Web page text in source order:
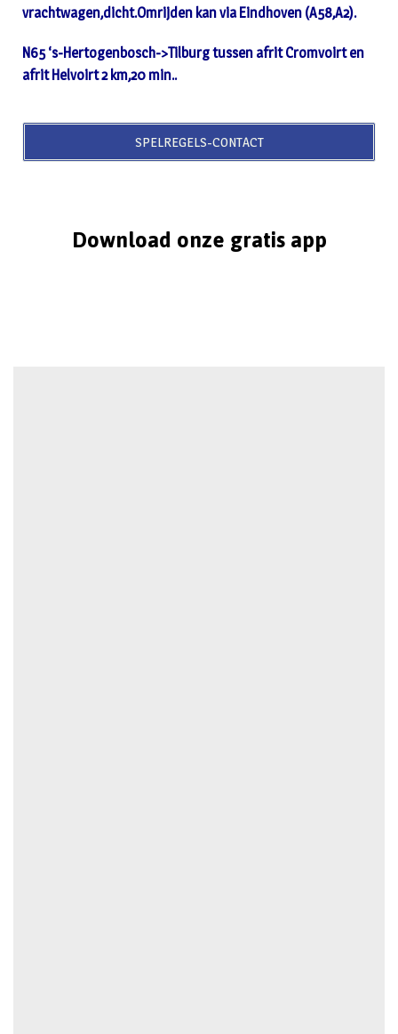
vrachtwagen,dicht.Omrijden kan via Eindhoven (A58,A2).
N65 ‘s-Hertogenbosch->Tilburg tussen afrit Cromvoirt en
afrit Helvoirt 2 km,20 min..
SPELREGELS-CONTACT
Download onze gratis app